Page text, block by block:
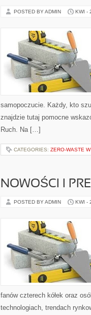
POSTED BY ADMIN KWI -
samopoczucie. Każdy, kto
znajdzie tutaj pomocne
Ruch. Na […]
CATEGORIES: ZERO-WASTE
NOWOŚCI I
POSTED BY ADMIN KWI -
fanów czterech kółek oraz
technologiach, trendach